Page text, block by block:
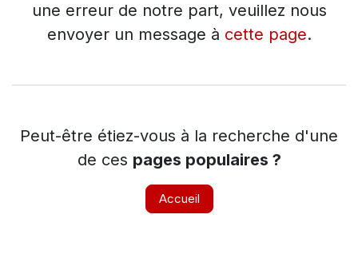
une erreur de notre part, veuillez nous
envoyer un message à cette page.
Peut-être étiez-vous à la recherche d'une
de ces pages populaires ?
Accueil